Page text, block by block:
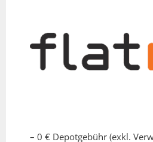
– 0 € Depotgebühr (exkl.